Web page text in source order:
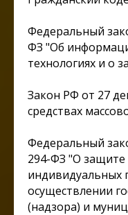
Федеральный
ФЗ "Об
технологиях и о
Закон РФ от 27
средствах
Федеральный
294-ФЗ "О
индивидуальных
осуществлении
(надзора) и